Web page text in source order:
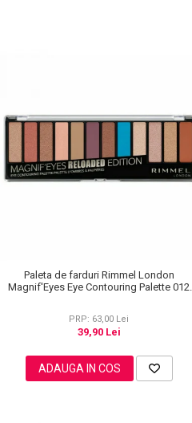
Paleta de farduri Rimmel London
Magnif'Eyes Eye Contouring Palette 012
PRP: 63,00 Lei
39,90 Lei
ADAUGA IN COS